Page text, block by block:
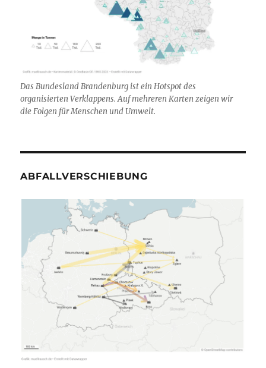
Das Bundesland Brandenburg ist ein Hotspot des
organisierten Verklappens. Auf mehreren Karten zeigen wir
die Folgen für Menschen und Umwelt.
ABFALLVERSCHIEBUNG